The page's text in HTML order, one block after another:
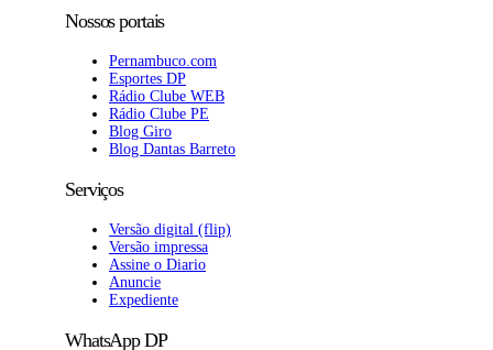
Nossos portais
Pernambuco.com
Esportes DP
Rádio Clube WEB
Rádio Clube PE
Blog Giro
Blog Dantas Barreto
Serviços
Versão digital (flip)
Versão impressa
Assine o Diario
Anuncie
Expediente
WhatsApp DP